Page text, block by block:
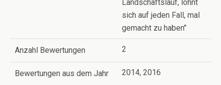
Landschaftslauf, lohnt
sich auf jeden Fall, mal
gemacht zu haben"
Anzahl Bewertungen 2
Bewertungen aus dem Jahr 2014, 2016